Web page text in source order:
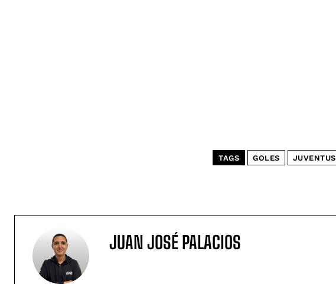
TAGS GOLES JUVENTUS
JUAN JOSÉ PALACIOS